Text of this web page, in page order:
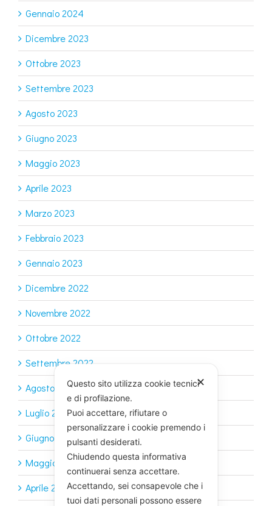
Gennaio 2024
Dicembre 2023
Ottobre 2023
Settembre 2023
Agosto 2023
Giugno 2023
Maggio 2023
Aprile 2023
Marzo 2023
Febbraio 2023
Gennaio 2023
Dicembre 2022
Novembre 2022
Ottobre 2022
Settembre 2022
Agosto 2022
Luglio 2022
Giugno 2022
Maggio 2022
Aprile 2022
✕
Questo sito utilizza cookie tecnici
e di profilazione.
Puoi accettare, rifiutare o
personalizzare i cookie premendo i
pulsanti desiderati.
Chiudendo questa informativa
continuerai senza accettare.
Accettando, sei consapevole che i
tuoi dati personali possono essere